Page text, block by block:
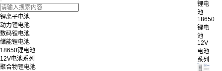
锂电
池
18650
锂电
池
12V
电池
系列
锂离子电池
动力锂电池
数码锂电池
储能锂电池
18650锂电池
12V电池系列
聚合物锂电池